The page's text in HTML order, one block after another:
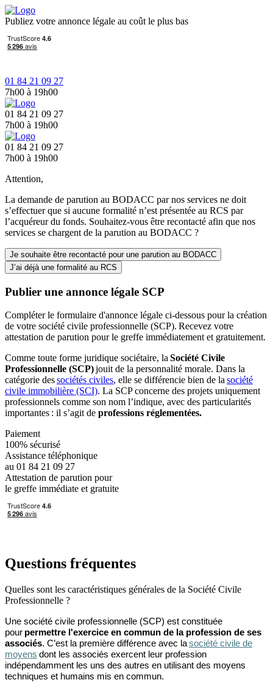
Publiez votre annonce légale au coût le plus bas
01 84 21 09 27
7h00 à 19h00
01 84 21 09 27
7h00 à 19h00
01 84 21 09 27
7h00 à 19h00
Attention,
La demande de parution au BODACC par nos services ne doit
s’effectuer que si aucune formalité n’est présentée au RCS par
l’acquéreur du fonds. Souhaitez-vous être recontacté afin que nos
services se chargent de la parution au BODACC ?
Je souhaite être recontacté pour une parution au BODACC
J’ai déjà une formalité au RCS
Publier une annonce légale SCP
Compléter le formulaire d'annonce légale ci-dessous pour la création
de votre société civile professionnelle (SCP). Recevez votre
attestation de parution pour le greffe immédiatement et gratuitement.
Comme toute forme juridique sociétaire, laSociété Civile
Professionnelle (SCP)jouit de la personnalité morale. Dans la
catégorie dessociétés civiles, elle se différencie bien de lasociété
civile immobilière (SCI). La SCP concerne des projets uniquement
professionnels comme son nom l’indique, avec des particularités
importantes : il s’agit de professions réglementées.
Paiement
100% sécurisé
Assistance téléphonique
au 01 84 21 09 27
Attestation de parution pour
le greffe immédiate et gratuite
Questions fréquentes
Quelles sont les caractéristiques générales de la Société Civile
Professionnelle ?
Une société civile professionnelle (SCP) est constituée
pour permettre l'exercice en commun de la profession de ses
associés. C’est la première différence avec lasociété civile de
moyens dont les associés exercent leur profession
indépendamment les uns des autres en utilisant des moyens
techniques et humains mis en commun.